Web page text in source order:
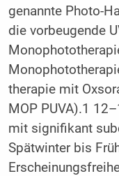
genannte Photo-
die vorbeugende
therapie mit
MOP PUVA).1
mit signifikant
Spätwinter bis